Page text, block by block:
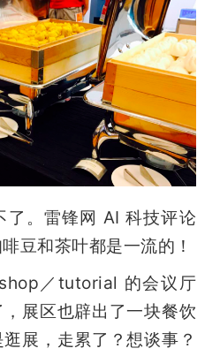
了。雷锋网 AI 科技评论
豆和茶叶都是一流的！
／tutorial 的会议厅
展区也辟出了一块餐饮
展，走累了？想谈事？